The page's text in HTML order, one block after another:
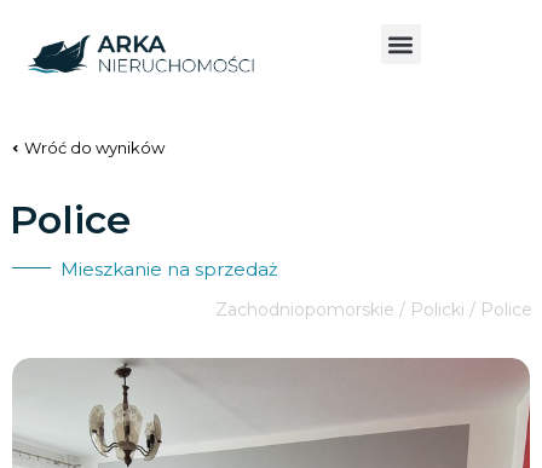
Wróć do wyników
Police
Mieszkanie na sprzedaż
Zachodniopomorskie / Policki / Police